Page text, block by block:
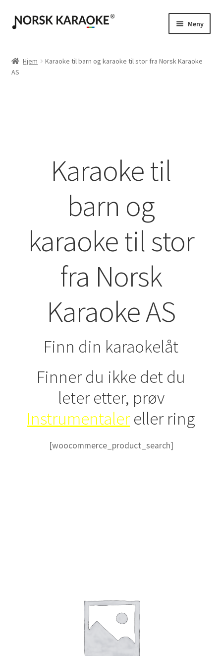
Hopp
til
Hopp
til
Meny
Karaoke med egen tekst
Hjem
Karaoke til barn og karaoke til stor fra Norsk Karaoke
AS
Karaoke til
barn og
karaoke til stor
fra Norsk
Karaoke AS
Finn din karaokelåt
Finner du ikke det du
leter etter, prøv
Instrumentalereller ring
[woocommerce_product_search]